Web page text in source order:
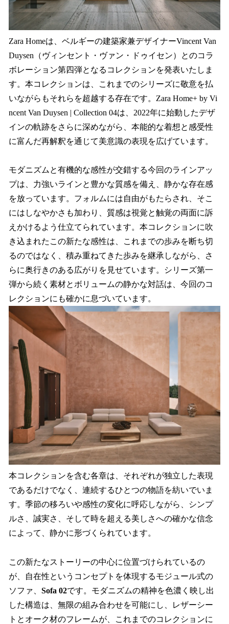
Zara Homeは、ベルギーの建築家兼デザイナーVincent Van
Duysen（ヴィンセント・ヴァン・ドゥイセン）とのコラ
ボレーション第四弾となるコレクションを発表いたしま
す。本コレクションは、これまでのシリーズに敬意を払
いながらもそれらを超越する存在です。Zara Home+ by Vi
ncent Van Duysen | Collection 04は、2022年に始動したデザ
インの軌跡をさらに深めながら、本能的な着想と感受性
に富んだ再解釈を通じて美意識の表現を広げています。
モダニズムと有機的な感性が交錯する今回のラインアッ
プは、力強いラインと豊かな質感を備え、静かな存在感
を放っています。フォルムには自由がもたらされ、そこ
にはしなやかさも加わり、質感は視覚と触覚の両面に訴
えかけるよう仕立てられています。本コレクションに吹
き込まれたこの新たな感性は、これまでの歩みを断ち切
るのではなく、積み重ねてきた歩みを継承しながら、さ
らに奥行きのある広がりを見せています。シリーズ第一
弾から続く素材とボリュームの静かな対話は、今回のコ
レクションにも確かに息づいています。
本コレクションを含む各章は、それぞれが独立した表現
であるだけでなく、連続するひとつの物語を紡いでいま
す。季節の移ろいや感性の変化に呼応しながら、シンプ
ルさ、誠実さ、そして時を超える美しさへの確かな信念
によって、静かに形づくられています。
この新たなストーリーの中心に位置づけられているの
が、自在性というコンセプトを体現するモジュール式の
ソファ、 Sofa 02です。モダニズムの精神を色濃く映し出
した構造は、無限の組み合わせを可能にし、レザーシー
トとオーク材のフレームが、これまでのコレクションに